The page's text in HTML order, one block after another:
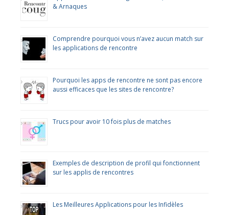
& Arnaques
Comprendre pourquoi vous n’avez aucun match sur
les applications de rencontre
Pourquoi les apps de rencontre ne sont pas encore
aussi efficaces que les sites de rencontre?
Trucs pour avoir 10 fois plus de matches
Exemples de description de profil qui fonctionnent
sur les applis de rencontres
Les Meilleures Applications pour les Infidèles